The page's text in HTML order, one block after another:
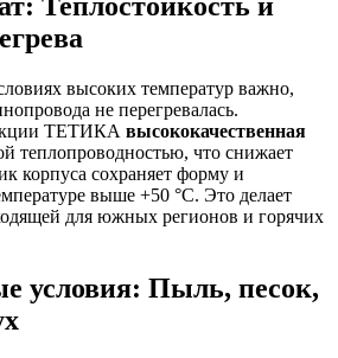
высоких температур важно,
не перегревалась.
ТЕТИКА высококачественная
теплопроводностью, что снижает
корпуса сохраняет форму и
выше +50 °C. Это делает
для южных регионов и горячих
условия: Пыль, песок,